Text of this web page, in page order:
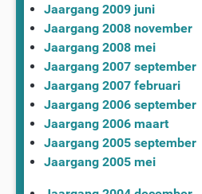
Jaargang 2009 juni
Jaargang 2008 november
Jaargang 2008 mei
Jaargang 2007 september
Jaargang 2007 februari
Jaargang 2006 september
Jaargang 2006 maart
Jaargang 2005 september
Jaargang 2005 mei